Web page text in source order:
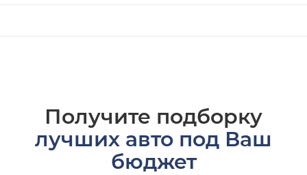
Получите подборку
лучших авто под Ваш
бюджет